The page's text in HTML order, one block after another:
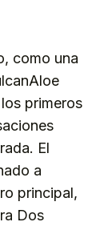
como una
primeros
El
a
principal,
Dos